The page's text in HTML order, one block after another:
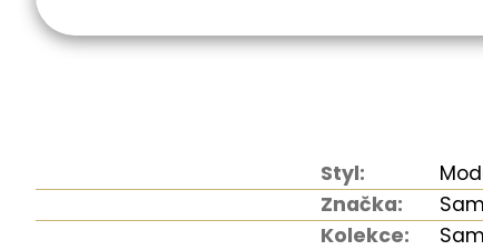
Styl:
Značka:
Kolekce: